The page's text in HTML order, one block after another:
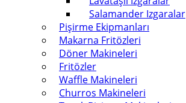
Salamander Izgaralar
Pişirme Ekipmanları
Makarna Fritözleri
Döner Makineleri
Fritözler
Waffle Makineleri
Churros Makineleri